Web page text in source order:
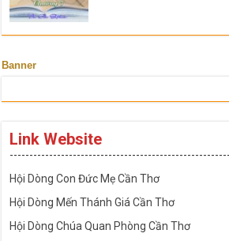
Banner
Link Website
Hội Dòng Con Đức Mẹ Cần Thơ
Hội Dòng Mến Thánh Giá Cần Thơ
Hội Dòng Chúa Quan Phòng Cần Thơ